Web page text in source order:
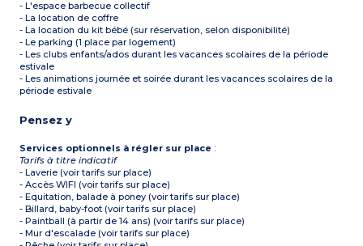
- L'espace barbecue collectif
- La location de coffre
- La location du kit bébé (sur réservation, selon disponibilité)
- Le parking (1 place par logement)
- Les clubs enfants/ados durant les vacances scolaires de la période
estivale
- Les animations journée et soirée durant les vacances scolaires de la
période estivale
Pensez y
Services optionnels à régler sur place :
Tarifs à titre indicatif
- Laverie (voir tarifs sur place)
- Accès WIFI (voir tarifs sur place)
- Equitation, balade à poney (voir tarifs sur place)
- Billard, baby-foot (voir tarifs sur place)
- Paintball (à partir de 14 ans) (voir tarifs sur place)
- Mur d'escalade (voir tarifs sur place)